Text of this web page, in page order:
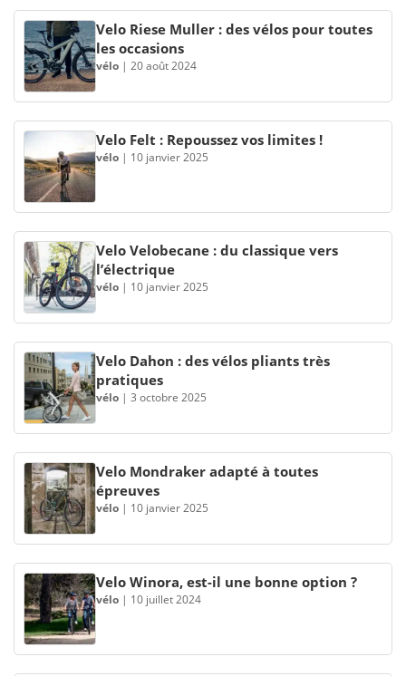
Velo Riese Muller : des vélos pour toutes
les occasions
vélo | 20 août 2024
Velo Felt : Repoussez vos limites !
vélo | 10 janvier 2025
Velo Velobecane : du classique vers
l’électrique
vélo | 10 janvier 2025
Velo Dahon : des vélos pliants très
pratiques
vélo | 3 octobre 2025
Velo Mondraker adapté à toutes
épreuves
vélo | 10 janvier 2025
Velo Winora, est-il une bonne option ?
vélo | 10 juillet 2024